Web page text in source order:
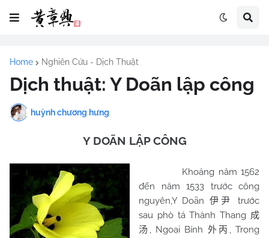
Home Nghiên Cứu - Dịch Thuật
Dịch thuật: Y Doãn lập công
huỳnh chương hưng
Y DOÃN LẬP CÔNG
Khoảng năm 1562
đến năm 1533 trước công
nguyên,Y Doãn 伊尹
trước
sau phò tá Thành Thang 成
汤 , Ngoại Bính 外丙 , Trọng